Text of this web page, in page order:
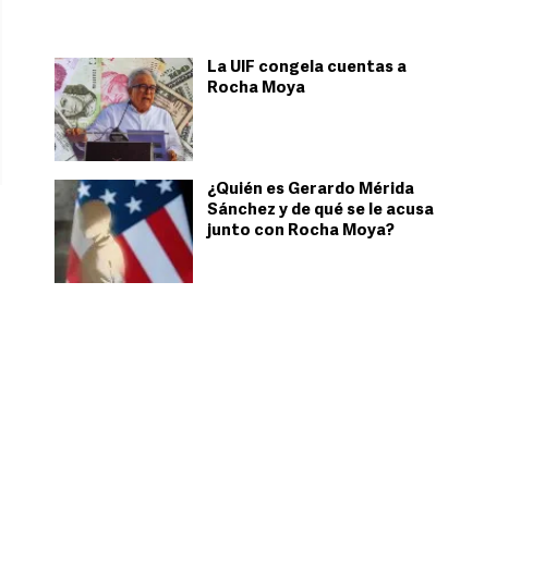
La UIF congela cuentas a
Rocha Moya
¿Quién es Gerardo Mérida
Sánchez y de qué se le acusa
junto con Rocha Moya?